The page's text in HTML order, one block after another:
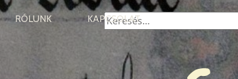
RÓLUNK KAPCSOLAT
Keresés: